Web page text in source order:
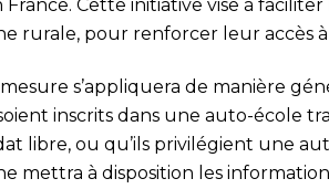
France. Cette initiative vise à
rurale, pour renforcer leur accès à
s’appliquera de manière
inscrits dans une auto-école
libre, ou qu’ils privilégient une
mettra à disposition les